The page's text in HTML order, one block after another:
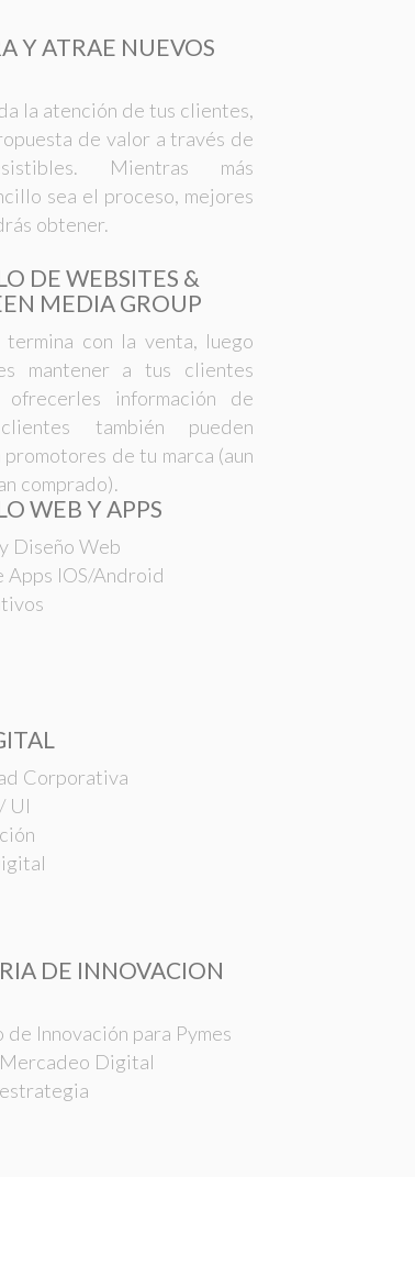
Y ATRAE NUEVOS
la atención de tus clientes,
de valor a través de
Mientras más
sea el proceso, mejores
obtener.
DE WEBSITES &
MEDIA GROUP
termina con la venta, luego
mantener a tus clientes
ofrecerles información de
también pueden
de tu marca (aun
comprado).
WEB Y APPS
Diseño Web
Apps IOS/Android
Corporativa
UI
DE INNOVACION
de Innovación para Pymes
Digital